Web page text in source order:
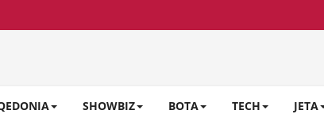
SHOWBIZ BOTA TECH JETA